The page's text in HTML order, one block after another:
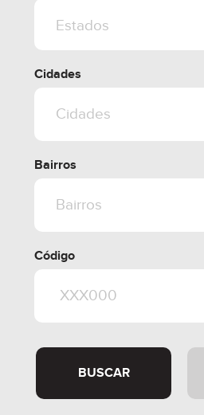
Cidades
Bairros
Código
BUSCAR